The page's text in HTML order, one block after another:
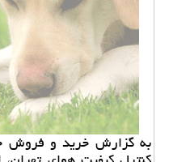
به گزارش خرید و فروش